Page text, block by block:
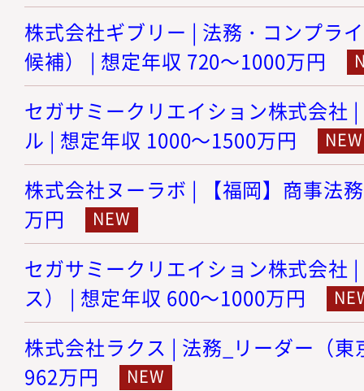
株式会社ギブリー | 法務・コンプラ
候補） | 想定年収 720～1000万円
セガサミークリエイション株式会社
ル | 想定年収 1000～1500万円
株式会社ヌーラボ | 【福岡】商事法
万円
セガサミークリエイション株式会社
ス） | 想定年収 600～1000万円
株式会社ラクス | 法務_リーダー（
962万円